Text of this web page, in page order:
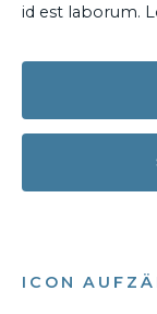
id est laborum.
ICON